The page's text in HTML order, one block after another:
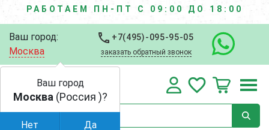
РАБОТАЕМ ПН-ПТ С 09:00 ДО 18:00
Ваш город:
Москва
+7(495)-095-95-05
заказать обратный звонок
Ваш город
Москва (Россия )?
Нет Да